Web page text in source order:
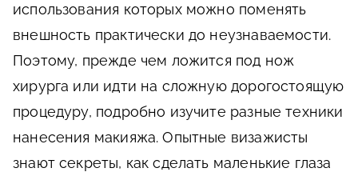
использования которых можно поменять
внешность практически до неузнаваемости.
Поэтому, прежде чем ложится под нож
хирурга или идти на сложную дорогостоящую
процедуру, подробно изучите разные техники
нанесения макияжа. Опытные визажисты
знают секреты, как сделать маленькие глаза